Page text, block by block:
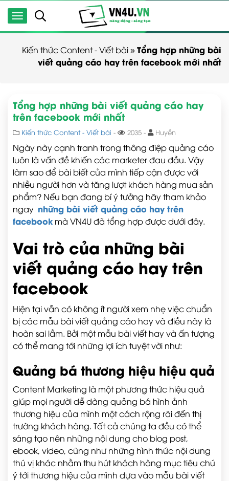
Kiến thức Content - Viết bài»Tổng hợp những bài
viết quảng cáo hay trên facebook mới nhất
Tổng hợp những bài viết quảng cáo hay
trên facebook mới nhất
Kiến thức Content - Viết bài - 2035 - Huyền
Ngày này cạnh tranh trong thông điệp quảng cáo
luôn là vấn đề khiến các marketer đau đầu. Vậy
làm sao để bài biết của mình tiếp cận được với
nhiều người hơn và tăng lượt khách hàng mua sản
phẩm? Nếu bạn đang bí ý tưởng hãy tham khảo
ngay những bài viết quảng cáo hay trên
facebook mà VN4U đã tổng hợp được dưới đây.
Vai trò của những bài
viết quảng cáo hay trên
facebook
Hiện tại vẫn có không ít người xem nhẹ việc chuẩn
bị các mẫu bài viết quảng cáo hay và điều này là
hoàn sai lầm. Bởi một mẫu bài viết hay và ấn tượng
có thể mang tới những lợi ích tuyệt vời như:
Quảng bá thương hiệu hiệu quả
Content Marketing là một phương thức hiệu quả
giúp mọi người dễ dàng quảng bá hình ảnh
thương hiệu của mình một cách rộng rãi đến thị
trường khách hàng. Tất cả chúng ta đều có thể
sáng tạo nên những nội dung cho blog post,
ebook, video, cũng như những hình thức nội dung
thú vị khác nhằm thu hút khách hàng mục tiêu chú
ý tới thương hiệu của mình dựa vào mẫu bài viết